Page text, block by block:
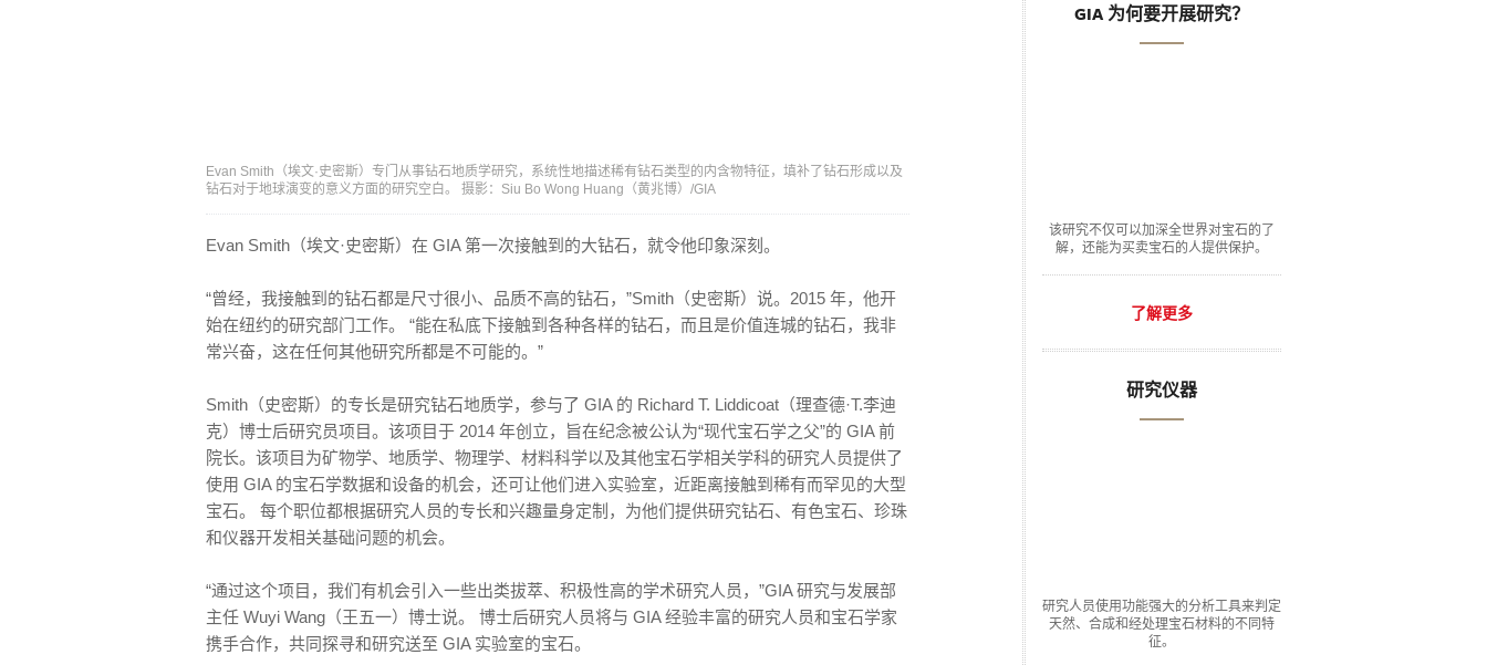
Evan Smith（埃文·史密斯）专门从事钻石地质学研究，系统性地描述稀有钻石类型的内含物特征，填补了钻石形成以及
钻石对于地球演变的意义方面的研究空白。 摄影：Siu Bo Wong Huang（黄兆博）/GIA
Evan Smith（埃文·史密斯）在 GIA 第一次接触到的大钻石，就令他印象深刻。
“曾经，我接触到的钻石都是尺寸很小、品质不高的钻石，”Smith（史密斯）说。2015 年，他开
始在纽约的研究部门工作。 “能在私底下接触到各种各样的钻石，而且是价值连城的钻石，我非
常兴奋，这在任何其他研究所都是不可能的。”
Smith（史密斯）的专长是研究钻石地质学，参与了 GIA 的 Richard T. Liddicoat（理查德·T.李迪
克）博士后研究员项目。该项目于 2014 年创立，旨在纪念被公认为“现代宝石学之父”的 GIA 前
院长。该项目为矿物学、地质学、物理学、材料科学以及其他宝石学相关学科的研究人员提供了
使用 GIA 的宝石学数据和设备的机会，还可让他们进入实验室，近距离接触到稀有而罕见的大型
宝石。 每个职位都根据研究人员的专长和兴趣量身定制，为他们提供研究钻石、有色宝石、珍珠
和仪器开发相关基础问题的机会。
“通过这个项目，我们有机会引入一些出类拔萃、积极性高的学术研究人员，”GIA 研究与发展部
主任 Wuyi Wang（王五一）博士说。 博士后研究人员将与 GIA 经验丰富的研究人员和宝石学家
携手合作，共同探寻和研究送至 GIA 实验室的宝石。
GIA 为何要开展研究？
该研究不仅可以加深全世界对宝石的了
解，还能为买卖宝石的人提供保护。
了解更多
研究仪器
研究人员使用功能强大的分析工具来判定
天然、合成和经处理宝石材料的不同特
征。